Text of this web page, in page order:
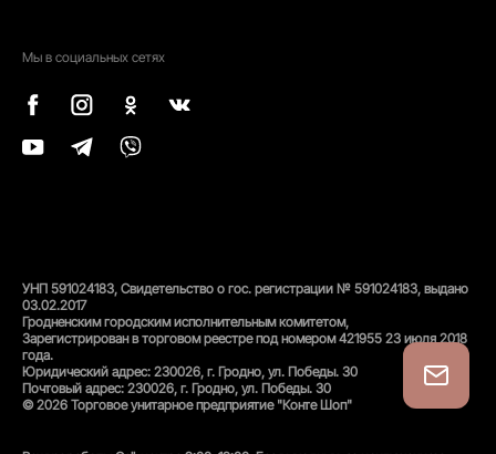
Мы в социальных сетях
УНП 591024183, Свидетельство о гос. регистрации № 591024183, выдано
03.02.2017
Гродненским городским исполнительным комитетом,
Зарегистрирован в торговом реестре под номером 421955 23 июля 2018
года.
Юридический адрес: 230026, г. Гродно, ул. Победы. 30
Почтовый адрес: 230026, г. Гродно, ул. Победы. 30
© 2026 Торговое унитарное предприятие "Конте Шоп"